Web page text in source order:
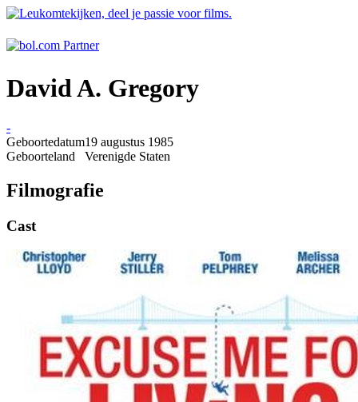
David A. Gregory
-
Geboortedatum19 augustus 1985
Geboorteland
Verenigde Staten
Filmografie
Cast